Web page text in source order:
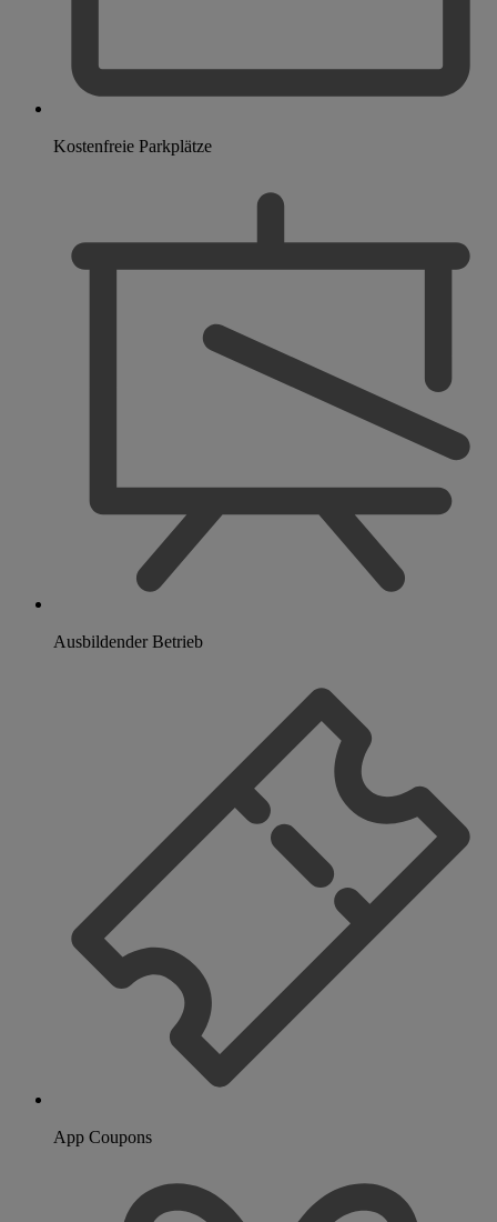
Kostenfreie Parkplätze
Ausbildender Betrieb
App Coupons